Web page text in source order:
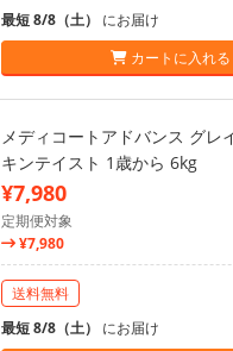
最短 8/8（土） にお届け
カートに入れる
メディコートアドバンス グレ
キンテイスト 1歳から 6kg
¥7,980
定期便対象
¥7,980
送料無料
最短 8/8（土） にお届け